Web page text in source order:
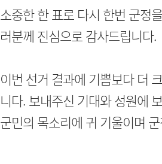
소중한 한 표로 다시 한번 군정
러분께 진심으로 감사드립니다.
이번 선거 결과에 기쁨보다 더
니다. 보내주신 기대와 성원에
군민의 목소리에 귀 기울이며